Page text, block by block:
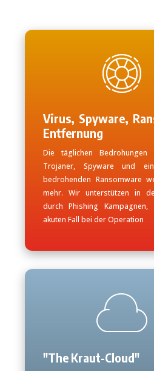
Virus, Spyware,
Entfernung
Die täglichen Bedrohungen
Trojaner, Spyware und
bedrohenden Ransomware
mehr. Wir unterstützen in
durch Phishing
akuten Fall bei der Operation
"The Kraut-Cloud"